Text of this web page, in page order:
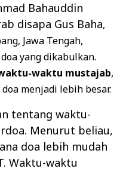
Bahauddin
disapa Gus Baha,
Jawa Tengah,
yang dikabulkan.
waktu mustajab,
menjadi lebih besar.
tentang waktu-
Menurut beliau,
doa lebih mudah
Waktu-waktu